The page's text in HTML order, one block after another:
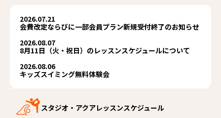
2026.07.21
会費改定ならびに一部会員プラン新規受付終了のお知らせ
2026.08.07
8月11日（火・祝日）のレッスンスケジュールについて
2026.08.06
キッズスイミング無料体験会
スタジオ・アクアレッスンスケジュール